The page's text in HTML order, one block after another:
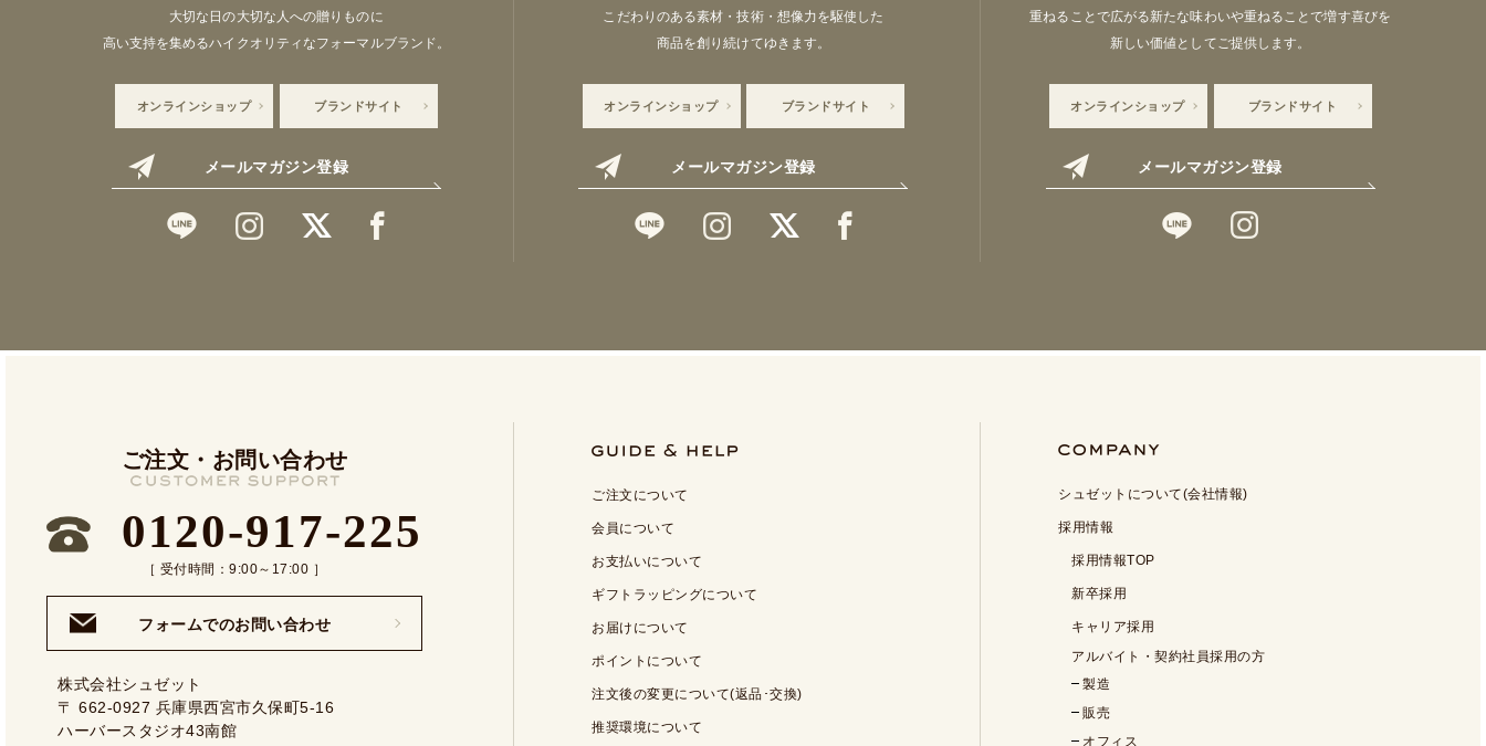
大切な日の大切な人への贈りものに
高い支持を集めるハイクオリティなフォーマルブランド。
オンラインショップ ブランドサイト
メールマガジン登録
こだわりのある素材・技術・想像力を駆使した
商品を創り続けてゆきます。
オンラインショップ ブランドサイト
メールマガジン登録
重ねることで広がる新たな味わいや重ねることで増す喜びを
新しい価値としてご提供します。
オンラインショップ ブランドサイト
メールマガジン登録
ご注文・お問い合わせ
0120-917-225
［ 受付時間：9:00～17:00 ］
フォームでのお問い合わせ
株式会社シュゼット
〒 662-0927 兵庫県西宮市久保町5-16
ハーバースタジオ43南館
ご注文について
会員について
お支払いについて
ギフトラッピングについて
お届けについて
ポイントについて
注文後の変更について(返品･交換)
推奨環境について
シュゼットについて(会社情報)
採用情報
採用情報TOP
新卒採用
キャリア採用
アルバイト・契約社員採用の方
製造
販売
オフィス